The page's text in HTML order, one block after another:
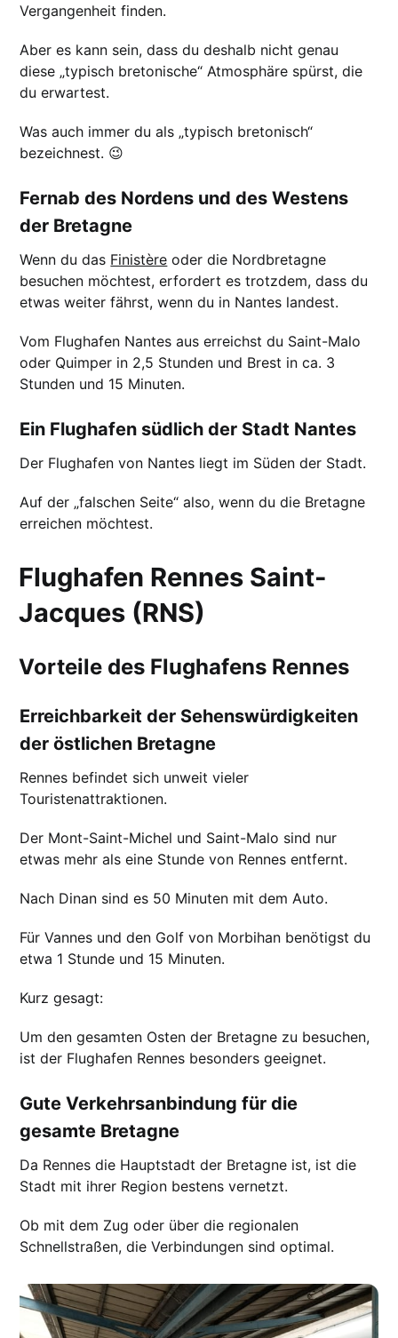
Vergangenheit finden.
Aber es kann sein, dass du deshalb nicht genau
diese „typisch bretonische“ Atmosphäre spürst, die
du erwartest.
Was auch immer du als „typisch bretonisch“
bezeichnest. 😉
Fernab des Nordens und des Westens
der Bretagne
Wenn du das Finistère oder die Nordbretagne
besuchen möchtest, erfordert es trotzdem, dass du
etwas weiter fährst, wenn du in Nantes landest.
Vom Flughafen Nantes aus erreichst du Saint-Malo
oder Quimper in 2,5 Stunden und Brest in ca. 3
Stunden und 15 Minuten.
Ein Flughafen südlich der Stadt Nantes
Der Flughafen von Nantes liegt im Süden der Stadt.
Auf der „falschen Seite“ also, wenn du die Bretagne
erreichen möchtest.
Flughafen Rennes Saint-
Jacques (RNS)
Vorteile des Flughafens Rennes
Erreichbarkeit der Sehenswürdigkeiten
der östlichen Bretagne
Rennes befindet sich unweit vieler
Touristenattraktionen.
Der Mont-Saint-Michel und Saint-Malo sind nur
etwas mehr als eine Stunde von Rennes entfernt.
Nach Dinan sind es 50 Minuten mit dem Auto.
Für Vannes und den Golf von Morbihan benötigst du
etwa 1 Stunde und 15 Minuten.
Kurz gesagt:
Um den gesamten Osten der Bretagne zu besuchen,
ist der Flughafen Rennes besonders geeignet.
Gute Verkehrsanbindung für die
gesamte Bretagne
Da Rennes die Hauptstadt der Bretagne ist, ist die
Stadt mit ihrer Region bestens vernetzt.
Ob mit dem Zug oder über die regionalen
Schnellstraßen, die Verbindungen sind optimal.